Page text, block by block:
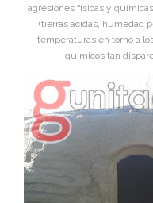
agresiones físicas y
(tierras ácidas, humedad
temperaturas en torno a
químicos tan